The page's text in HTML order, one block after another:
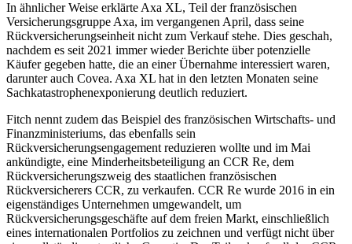
In ähnlicher Weise erklärte Axa XL, Teil der französischen
Versicherungsgruppe Axa, im vergangenen April, dass seine
Rückversicherungseinheit nicht zum Verkauf stehe. Dies geschah,
nachdem es seit 2021 immer wieder Berichte über potenzielle
Käufer gegeben hatte, die an einer Übernahme interessiert waren,
darunter auch Covea. Axa XL hat in den letzten Monaten seine
Sachkatastrophenexponierung deutlich reduziert.
Fitch nennt zudem das Beispiel des französischen Wirtschafts- und
Finanzministeriums, das ebenfalls sein
Rückversicherungsengagement reduzieren wollte und im Mai
ankündigte, eine Minderheitsbeteiligung an CCR Re, dem
Rückversicherungszweig des staatlichen französischen
Rückversicherers CCR, zu verkaufen. CCR Re wurde 2016 in ein
eigenständiges Unternehmen umgewandelt, um
Rückversicherungsgeschäfte auf dem freien Markt, einschließlich
eines internationalen Portfolios zu zeichnen und verfügt nicht über